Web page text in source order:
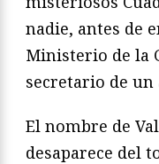
nadie, antes de
Ministerio de la
secretario de un
El nombre de
desaparece del